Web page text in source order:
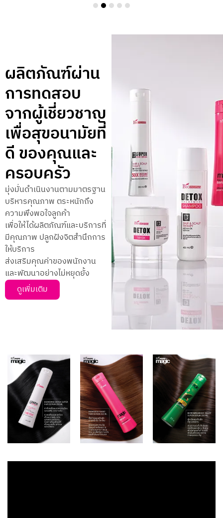
ผลิตภัณฑ์ผ่าน
การทดสอบ
จากผู้เชี่ยวชาญ
เพื่อสุขอนามัยที่
ดี ของคุณและ
ครอบครัว
มุ่งมั่นดำเนินงานตามมาตรฐาน
บริหารคุณภาพ ตระหนักถึง
ความพึงพอใจลูกค้า
เพื่อให้ได้ผลิตภัณฑ์และบริการที่
มีคุณภาพ ปลูกฝังจิตสำนึกการ
ให้บริการ
ส่งเสริมคุณค่าของพนักงาน
และพัฒนาอย่างไม่หยุดยั้ง
ดูเพิ่มเติม